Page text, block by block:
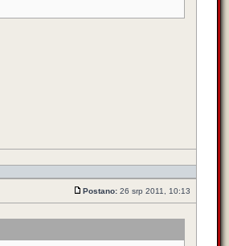
Postano: 26 srp 2011, 10:13